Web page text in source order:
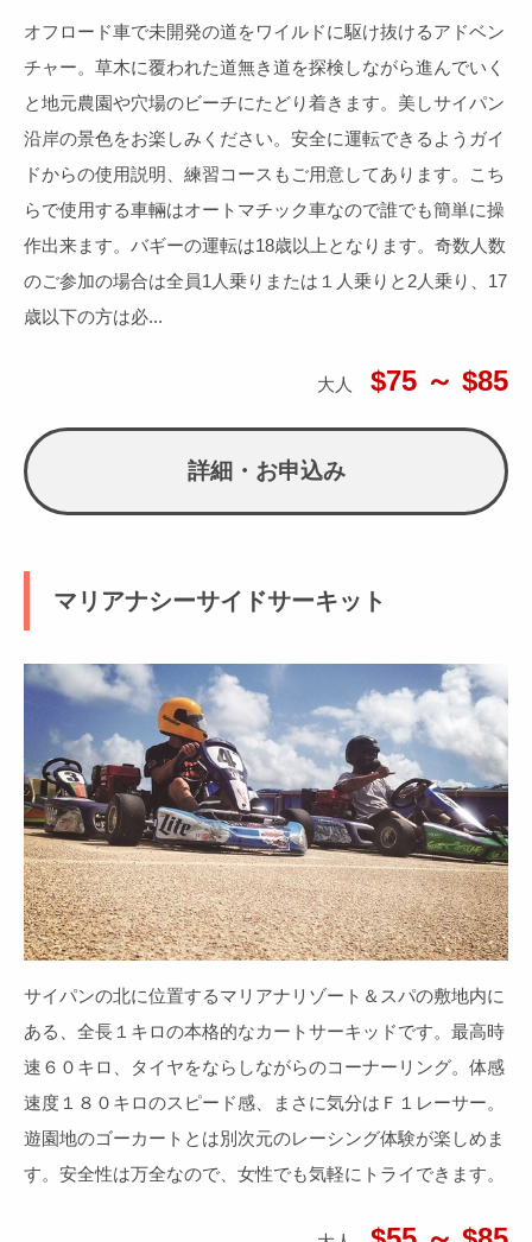
オフロード車で未開発の道をワイルドに駆け抜けるアドベン
チャー。草木に覆われた道無き道を探検しながら進んでいく
と地元農園や穴場のビーチにたどり着きます。美しサイパン
沿岸の景色をお楽しみください。安全に運転できるようガイ
ドからの使用説明、練習コースもご用意してあります。こち
らで使用する車輛はオートマチック車なので誰でも簡単に操
作出来ます。バギーの運転は18歳以上となります。奇数人数
のご参加の場合は全員1人乗りまたは１人乗りと2人乗り、17
歳以下の方は必...
大人 $75 ～ $85
詳細・お申込み
マリアナシーサイドサーキット
サイパンの北に位置するマリアナリゾート＆スパの敷地内に
ある、全長１キロの本格的なカートサーキッドです。最高時
速６０キロ、タイヤをならしながらのコーナーリング。体感
速度１８０キロのスピード感、まさに気分はＦ１レーサー。
遊園地のゴーカートとは別次元のレーシング体験が楽しめま
す。安全性は万全なので、女性でも気軽にトライできます。